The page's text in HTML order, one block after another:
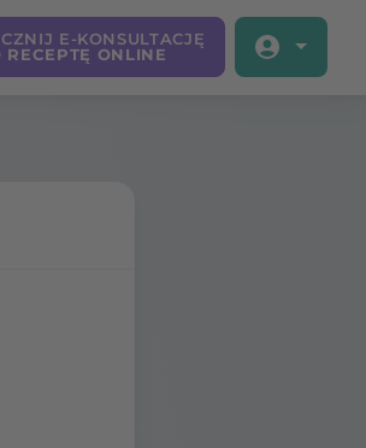
E-KONSULTACJĘ
RECEPTĘ ONLINE